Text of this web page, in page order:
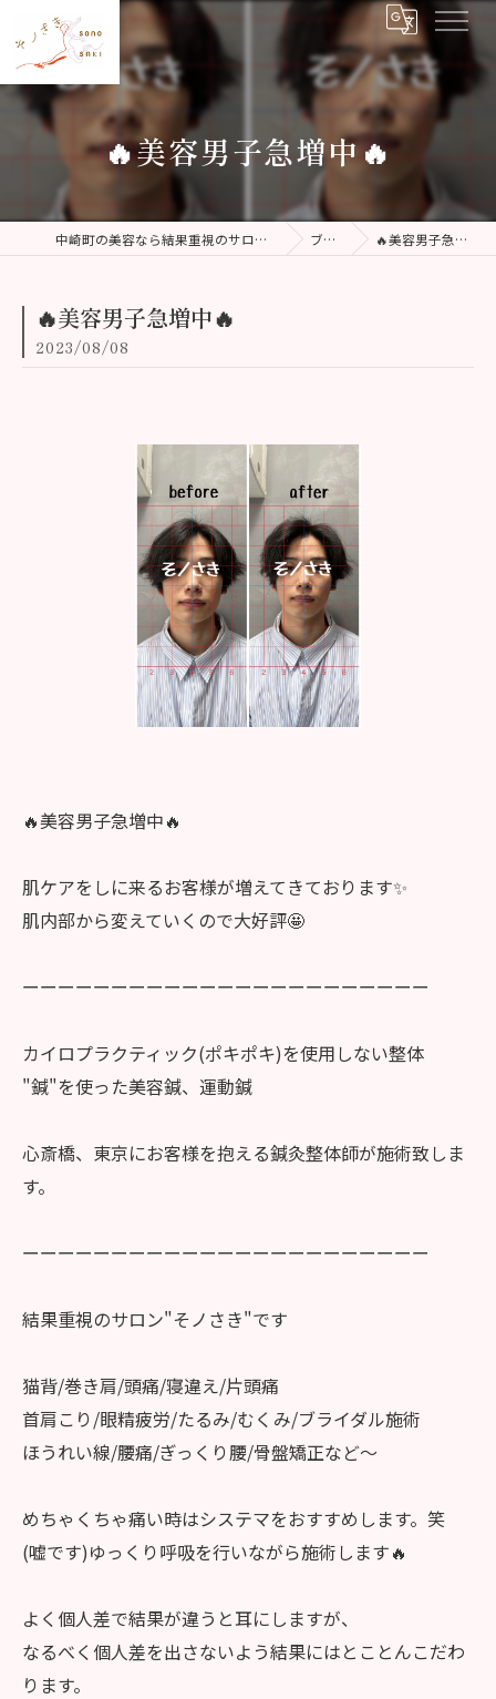
🔥美容男子急増中🔥
中崎町の美容なら結果重視のサロン そノさき ブログ 🔥美容男子急増中🔥
🔥美容男子急増中🔥
2023/08/08
🔥美容男子急増中🔥
肌ケアをしに来るお客様が増えてきております✨
肌内部から変えていくので大好評🤩
ーーーーーーーーーーーーーーーーーーーーーーー
カイロプラクティック(ポキポキ)を使用しない整体
"鍼"を使った美容鍼、運動鍼
心斎橋、東京にお客様を抱える鍼灸整体師が施術致しま
す。
ーーーーーーーーーーーーーーーーーーーーーーー
結果重視のサロン"そノさき"です
猫背/巻き肩/頭痛/寝違え/片頭痛
首肩こり/眼精疲労/たるみ/むくみ/ブライダル施術
ほうれい線/腰痛/ぎっくり腰/骨盤矯正など〜
めちゃくちゃ痛い時はシステマをおすすめします。笑
(嘘です)ゆっくり呼吸を行いながら施術します🔥
よく個人差で結果が違うと耳にしますが、
なるべく個人差を出さないよう結果にはとことんこだわ
ります。